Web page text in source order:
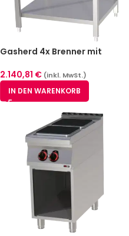
Gasherd 4x Brenner mit
2.140,81 € (inkl. MwSt.)
IN DEN WARENKORB